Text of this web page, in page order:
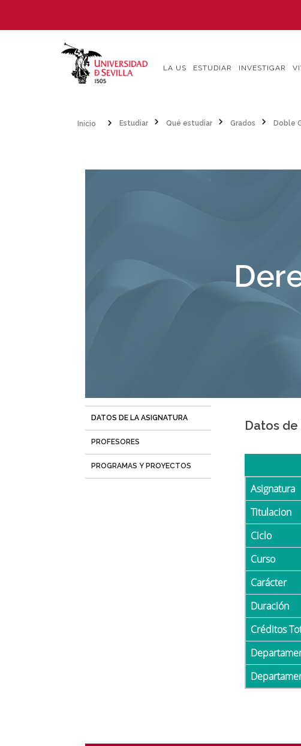
contenido
LA US ESTUDIAR INVESTIGAR
Estudiar
Qué estudiar Grados Doble
DATOS DE LA ASIGNATURA
activa)
PROFESORES
PROGRAMAS Y PROYECTOS
Datos
Asignatura
Titulacion
Ciclo
Curso
Carácter
Duración
Créditos